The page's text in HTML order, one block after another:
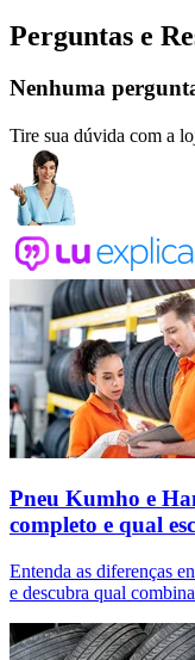
Perguntas e
Nenhuma
Tire sua dúvida com a
Pneu Kumho e
completo e qual
Entenda as diferenças
e descubra qual